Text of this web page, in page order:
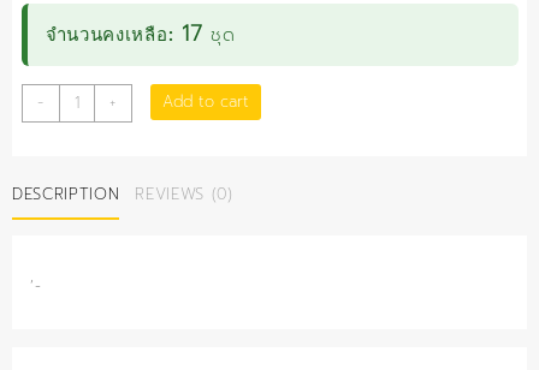
จำนวนคงเหลือ: 17 ชุด
-
โกร่ง
บด
60
มม.
+ Add to cart
DESCRIPTION REVIEWS (0)
‘-